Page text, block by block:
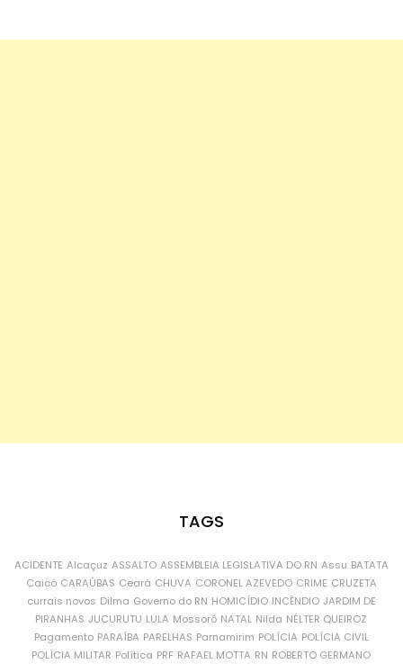
TAGS
ACIDENTE Alcaçuz ASSALTO ASSEMBLEIA LEGISLATIVA DO RN Assu BATATA
Caicó CARAÚBAS Ceará CHUVA CORONEL AZEVEDO CRIME CRUZETA
currais novos Dilma Governo do RN HOMICÍDIO INCÊNDIO JARDIM DE
PIRANHAS JUCURUTU LULA Mossoró NATAL Nilda NÉLTER QUEIROZ
Pagamento PARAÍBA PARELHAS Parnamirim POLÍCIA POLÍCIA CIVIL
POLÍCIA MILITAR Política PRF RAFAEL MOTTA RN ROBERTO GERMANO